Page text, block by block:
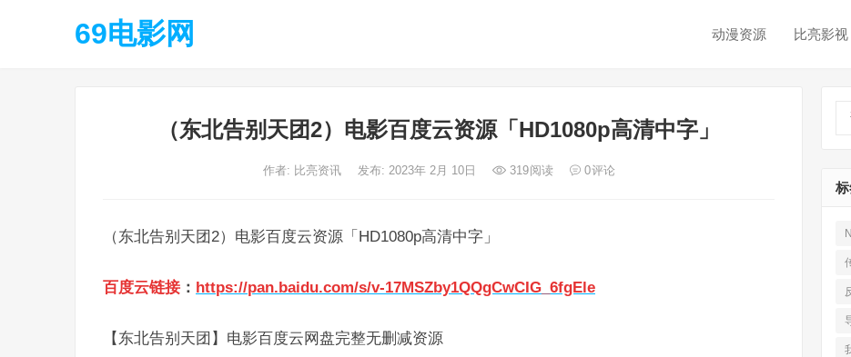
69电影网 动漫资源 比亮影视
（东北告别天团2）电影百度云资源「HD1080p高清中字」
作者: 比亮资讯 发布: 2023年 2月 10日 319阅读 0评论
（东北告别天团2）电影百度云资源「HD1080p高清中字」
百度云链接 ： https://pan.baidu.com/s/v-17MSZby1QQgCwCIG_6fgEle
【东北告别天团】电影百度云网盘完整无删减资源